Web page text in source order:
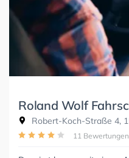
Roland Wolf
Robert-Koch-Straße 4,
11 Bewertungen